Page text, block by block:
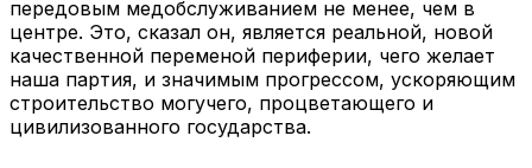
передовым медобслуживанием не менее, чем в
центре. Это, сказал он, является реальной, новой
качественной переменой периферии, чего желает
наша партия, и значимым прогрессом, ускоряющим
строительство могучего, процветающего и
цивилизованного государства.